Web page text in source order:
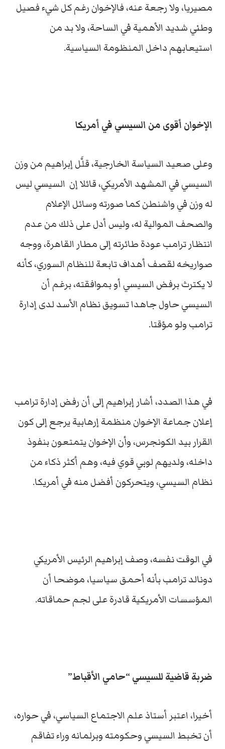
مصيريا، ولا رجعة عنه، فالإخوان رغم كل شيء فصيل
وطني شديد الأهمية في الساحة، ولا بد من
استيعابهم داخل المنظومة السياسية.
الإخوان أقوى من السيسي في أمريكا
وعلى صعيد السياسة الخارجية، قلَّل إبراهيم من وزن
السيسي في المشهد الأمريكي، قائلا إن السيسي ليس
له وزن في واشنطن كما صورته وسائل الإعلام
والصحف الموالية له، وليس أدل على ذلك من عدم
انتظار ترامب عودة طائرته إلى مطار القاهرة، ووجه
صواريخه لقصف أهداف تابعة للنظام السوري، كأنه
لا يكترث برفض السيسي أو بموافقته، برغم أن
السيسي حاول جاهدا تسويق نظام الأسد لدى إدارة
ترامب ولو مؤقتا.
في هذا الصدد، أشار إبراهيم إلى أن رفض إدارة ترامب
إعلان جماعة الإخوان منظمة إرهابية يرجع إلى كون
القرار بيد الكونجرس، وأن الإخوان يتمتعون بنفوذ
داخله، ولديهم لوبي قوي فيه، وهم أكثر ذكاء من
نظام السيسي، ويتحركون أفضل منه في أمريكا.
في الوقت نفسه، وصف إبراهيم الرئيس الأمريكي
دونالد ترامب بأنه أحمق سياسيا، موضحا أن
المؤسسات الأمريكية قادرة على لجم حماقاته.
ضربة قاضية للسيسي “حامي الأقباط”
أخيرا، اعتبر أستاذ علم الاجتماع السياسي، في حواره،
أن تخبط السيسي وحكومته وبرلمانه وراء تفاقم